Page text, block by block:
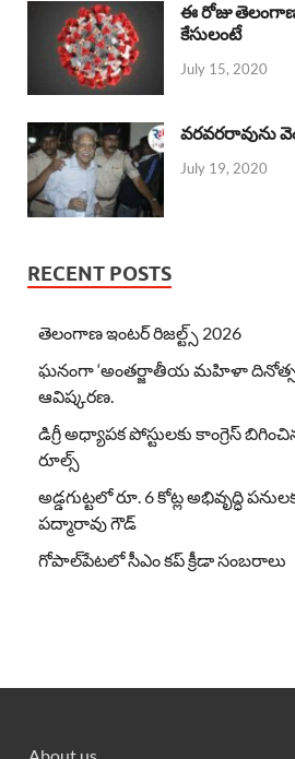
ఈ రోజు
కేసులంటే
July 15, 2020
వరవరరావును
July 19, 2020
RECENT POSTS
తెలంగాణ ఇంటర్ రిజల్ట్స్ 2026
ఘనంగా ‘అంతర్జాతీయ మహిళా
ఆవిష్కరణ.
డిగ్రీ అధ్యాపక పోస్టులకు కాంగ్రెస్
రూల్స్
అడ్డగుట్టలో రూ. 6 కోట్ల అభివృద్ధి
పద్మారావు గౌడ్
గోపాల్‌పేటలో సీఎం కప్ క్రీడా సంబరాలు
About us